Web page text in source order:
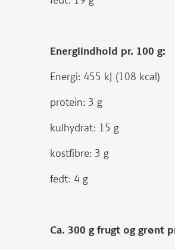
Energiindhold pr. 100 g:
Energi: 455 kJ (108 kcal)
protein: 3 g
kulhydrat: 15 g
kostfibre: 3 g
fedt: 4 g
Ca. 300 g frugt og grønt